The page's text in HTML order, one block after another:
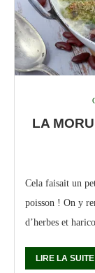
LA
Cela faisait un
poisson ! On y
d’herbes et
LIRE LA SUITE